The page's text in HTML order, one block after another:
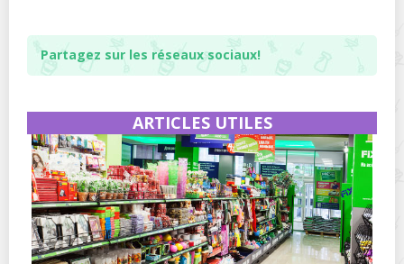
Partagez sur les réseaux sociaux!
ARTICLES UTILES